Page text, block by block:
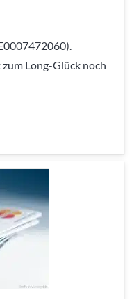
Long-Glück noch